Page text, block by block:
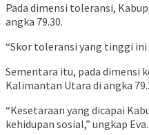
Pada dimensi toleransi,
angka 79.30.
“Skor toleransi yang tinggi
Sementara itu, pada dimensi
Kalimantan Utara di angka
“Kesetaraan yang dicapai
kehidupan sosial,” ungkap Eva.